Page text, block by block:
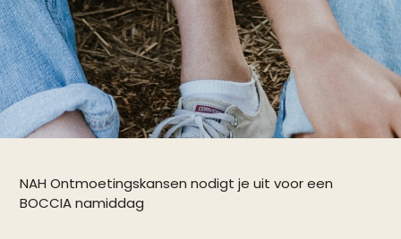
NAH Ontmoetingskansen nodigt je uit voor een
BOCCIA namiddag